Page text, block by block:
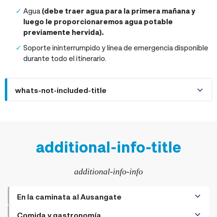
Agua (debe traer agua para la primera mañana y
luego le proporcionaremos agua potable
previamente hervida).
Soporte ininterrumpido y línea de emergencia disponible
durante todo el itinerario.
whats-not-included-title
additional-info-title
additional-info-info
En la caminata al Ausangate
+ Información general sobre viajes a Perú
Comida y gastronomía